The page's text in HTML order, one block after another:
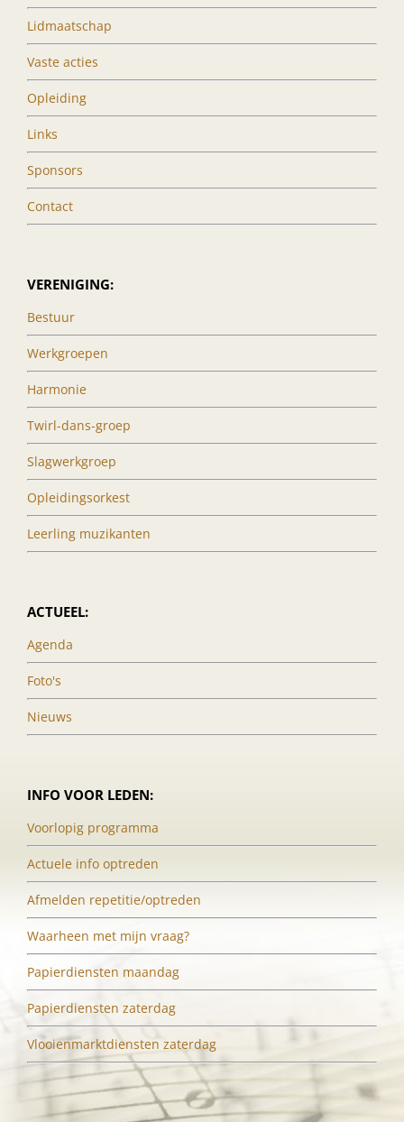
Lidmaatschap
Vaste acties
Opleiding
Links
Sponsors
Contact
VERENIGING:
Bestuur
Werkgroepen
Harmonie
Twirl-dans-groep
Slagwerkgroep
Opleidingsorkest
Leerling muzikanten
ACTUEEL:
Agenda
Foto's
Nieuws
INFO VOOR LEDEN:
Voorlopig programma
Actuele info optreden
Afmelden repetitie/optreden
Waarheen met mijn vraag?
Papierdiensten maandag
Papierdiensten zaterdag
Vlooienmarktdiensten zaterdag